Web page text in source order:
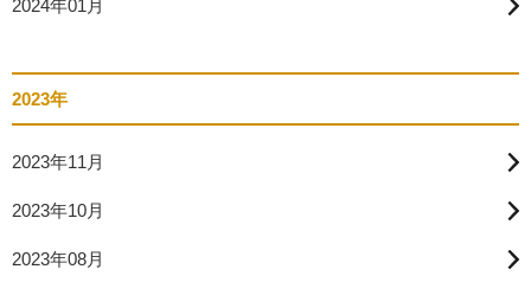
2024年01月
2023年
2023年11月
2023年10月
2023年08月